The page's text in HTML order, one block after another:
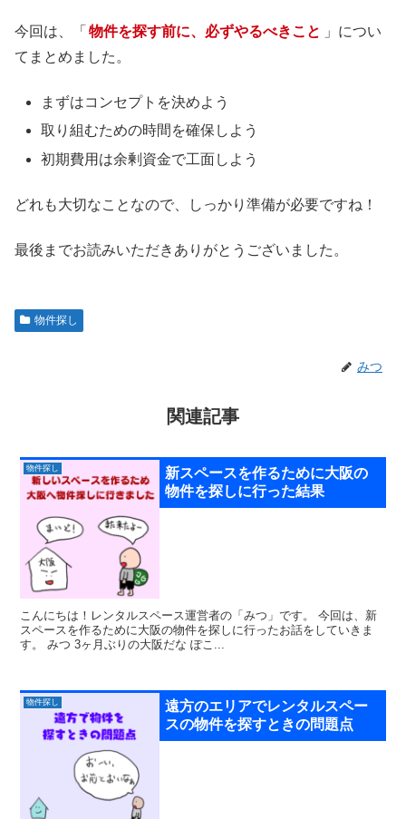
今回は、「 物件を探す前に、必ずやるべきこと
」につい
てまとめました。
まずはコンセプトを決めよう
取り組むための時間を確保しよう
初期費用は余剰資金で工面しよう
どれも大切なことなので、しっかり準備が必要ですね！
最後までお読みいただきありがとうございました。
物件探し
みつ
関連記事
物件探し
新スペースを作るために大阪の
物件を探しに行った結果
こんにちは！レンタルスペース運営者の「みつ」です。 今回は、新
スペースを作るために大阪の物件を探しに行ったお話をしていきま
す。 みつ 3ヶ月ぶりの大阪だな ぽこ...
物件探し
遠方のエリアでレンタルスペー
スの物件を探すときの問題点